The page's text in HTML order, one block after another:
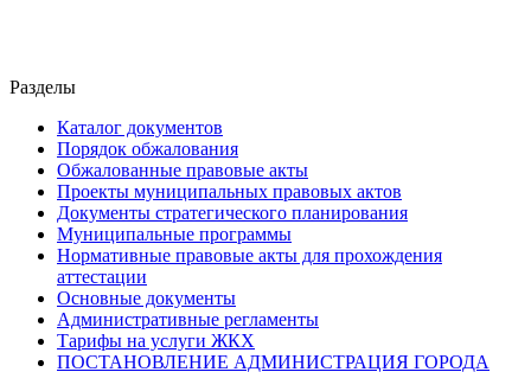
Разделы
Каталог документов
Порядок обжалования
Обжалованные правовые акты
Проекты муниципальных правовых актов
Документы стратегического планирования
Муниципальные программы
Нормативные правовые акты для прохождения
аттестации
Основные документы
Административные регламенты
Тарифы на услуги ЖКХ
ПОСТАНОВЛЕНИЕ АДМИНИСТРАЦИЯ ГОРОДА